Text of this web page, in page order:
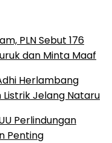
PLN Sebut 176
dan Minta Maaf
Herlambang
Jelang Nataru
Perlindungan
Penting